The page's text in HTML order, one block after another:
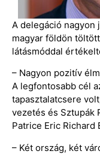
A delegáció nagyon
magyar földön
látásmóddal
– Nagyon pozitív
A legfontosabb cél
tapasztalatcsere
vezetés és Sztupák
Patrice Eric Richard
– Két ország, két